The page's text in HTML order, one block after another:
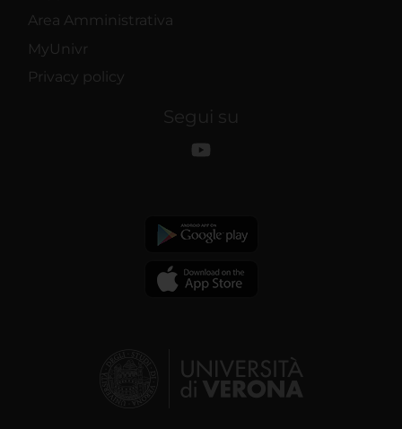
Area Amministrativa
MyUnivr
Privacy policy
Segui su